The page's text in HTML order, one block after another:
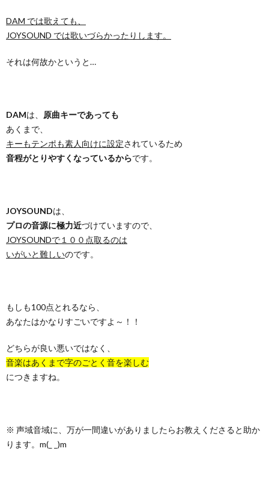
DAM では歌えても、
JOYSOUND では歌いづらかったりします。
それは何故かというと…
DAMは、 原曲キーであっても
あくまで、
キーもテンポも素人向けに設定されているため
音程がとりやすくなっているからです。
JOYSOUNDは、
プロの音源に極力近づけていますので、
JOYSOUNDで１００点取るのは
いがいと難しいのです。
もしも100点とれるなら、
あなたはかなりすごいですよ～！！
どちらが良い悪いではなく、
音楽はあくまで字のごとく音を楽しむ
につきますね。
※ 声域音域に、万が一間違いがありましたらお教えくださると助か
ります。m(_ _)m